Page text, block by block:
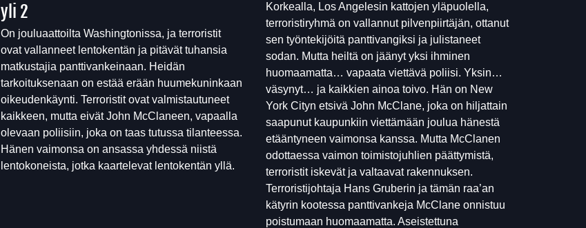
yli 2
On jouluaattoilta Washingtonissa, ja terroristit
ovat vallanneet lentokentän ja pitävät tuhansia
matkustajia panttivankeinaan. Heidän
tarkoituksenaan on estää erään huumekuninkaan
oikeudenkäynti. Terroristit ovat valmistautuneet
kaikkeen, mutta eivät John McClaneen, vapaalla
olevaan poliisiin, joka on taas tutussa tilanteessa.
Hänen vaimonsa on ansassa yhdessä niistä
lentokoneista, jotka kaartelevat lentokentän yllä.
Korkealla, Los Angelesin kattojen yläpuolella,
terroristiryhmä on vallannut pilvenpiirtäjän, ottanut
sen työntekijöitä panttivangiksi ja julistaneet
sodan. Mutta heiltä on jäänyt yksi ihminen
huomaamatta… vapaata viettävä poliisi. Yksin…
väsynyt… ja kaikkien ainoa toivo. Hän on New
York Cityn etsivä John McClane, joka on hiljattain
saapunut kaupunkiin viettämään joulua hänestä
etääntyneen vaimonsa kanssa. Mutta McClanen
odottaessa vaimon toimistojuhlien päättymistä,
terroristit iskevät ja valtaavat rakennuksen.
Terroristijohtaja Hans Gruberin ja tämän raa’an
kätyrin kootessa panttivankeja McClane onnistuu
poistumaan huomaamatta. Aseistettuna